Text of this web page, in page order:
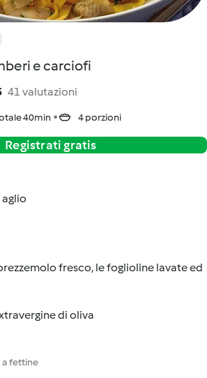
e carciofi
41 valutazioni
40min 4 porzioni
Registrati gratis
fresco, le foglioline lavate ed
di oliva
a fettine